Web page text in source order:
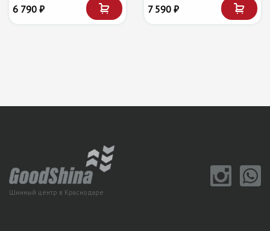
6 790 ₽ 7 590 ₽
Шинный центр в Краснодаре